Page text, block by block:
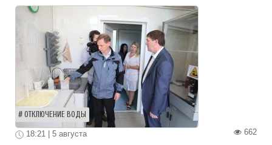
ОТКЛЮЧЕНИЕ ВОДЫ
662
18:21 | 5 августа